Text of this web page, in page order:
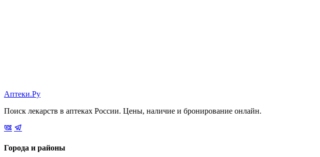
Аптеки.Ру
Поиск лекарств в аптеках России. Цены, наличие и бронирование онлайн.
Города и районы